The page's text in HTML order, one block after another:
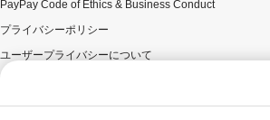
PayPay Code of Ethics & Business Conduct
プライバシーポリシー
ユーザープライバシーについて
ウェブサイト利用規約